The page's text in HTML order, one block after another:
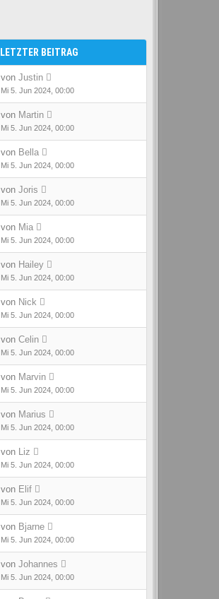
LETZTER BEITRAG
von Justin
Mi 5. Jun 2024, 00:00
von Martin
Mi 5. Jun 2024, 00:00
von Bella
Mi 5. Jun 2024, 00:00
von Joris
Mi 5. Jun 2024, 00:00
von Mia
Mi 5. Jun 2024, 00:00
von Hailey
Mi 5. Jun 2024, 00:00
von Nick
Mi 5. Jun 2024, 00:00
von Celin
Mi 5. Jun 2024, 00:00
von Marvin
Mi 5. Jun 2024, 00:00
von Marius
Mi 5. Jun 2024, 00:00
von Liz
Mi 5. Jun 2024, 00:00
von Elif
Mi 5. Jun 2024, 00:00
von Bjarne
Mi 5. Jun 2024, 00:00
von Johannes
Mi 5. Jun 2024, 00:00